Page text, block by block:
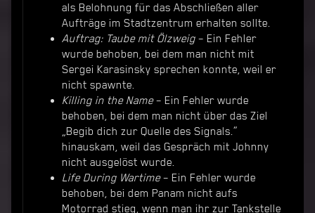
als Belohnung für das Abschließen aller
Aufträge im Stadtzentrum erhalten sollte.
Auftrag: Taube mit Ölzweig – Ein Fehler
wurde behoben, bei dem man nicht mit
Sergei Karasinsky sprechen konnte, weil er
nicht spawnte.
Killing in the Name– Ein Fehler wurde
behoben, bei dem man nicht über das Ziel
„Begib dich zur Quelle des Signals.“
hinauskam, weil das Gespräch mit Johnny
nicht ausgelöst wurde.
Life During Wartime– Ein Fehler wurde
behoben, bei dem Panam nicht aufs
Motorrad stieg, wenn man ihr zur Tankstelle